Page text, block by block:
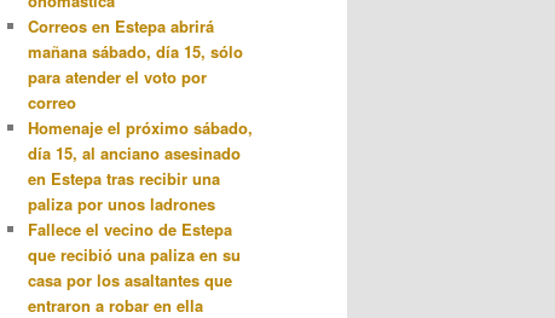
Correos en Estepa abrirá
mañana sábado, día 15, sólo
para atender el voto por
correo
Homenaje el próximo sábado,
día 15, al anciano asesinado
en Estepa tras recibir una
paliza por unos ladrones
Fallece el vecino de Estepa
que recibió una paliza en su
casa por los asaltantes que
entraron a robar en ella